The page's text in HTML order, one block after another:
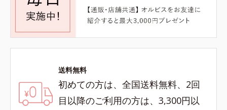
送料無料
初めての方は、全国送料無料、2回
目以降のご利用の方は、3,300円以